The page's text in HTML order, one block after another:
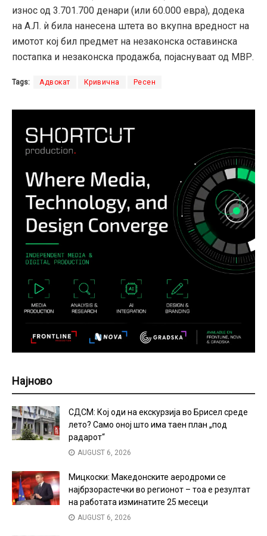
износ од 3.701.700 денари (или 60.000 евра), додека
на А.Л. ѝ била нанесена штета во вкупна вредност на
имотот кој бил предмет на незаконска оставинска
постапка и незаконска продажба, појаснуваат од МВР.
Tags: Адвокат Кривична Ресен
Најново
СДСМ: Кој оди на екскурзија во Брисел среде
лето? Само оној што има таен план „под
радарот“
AUGUST 6, 2026
Мицкоски: Македонските аеродроми се
најбрзорастечки во регионот – тоа е резултат
на работата изминатите 25 месеци
AUGUST 6, 2026